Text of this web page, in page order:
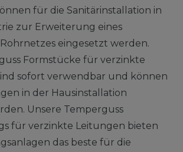
für die Sanitärinstallation in
zur Erweiterung eines
eingesetzt werden.
Formstücke für verzinkte
sofort verwendbar und können
in der Hausinstallation
Unsere Temperguss
für verzinkte Leitungen bieten
das beste für die